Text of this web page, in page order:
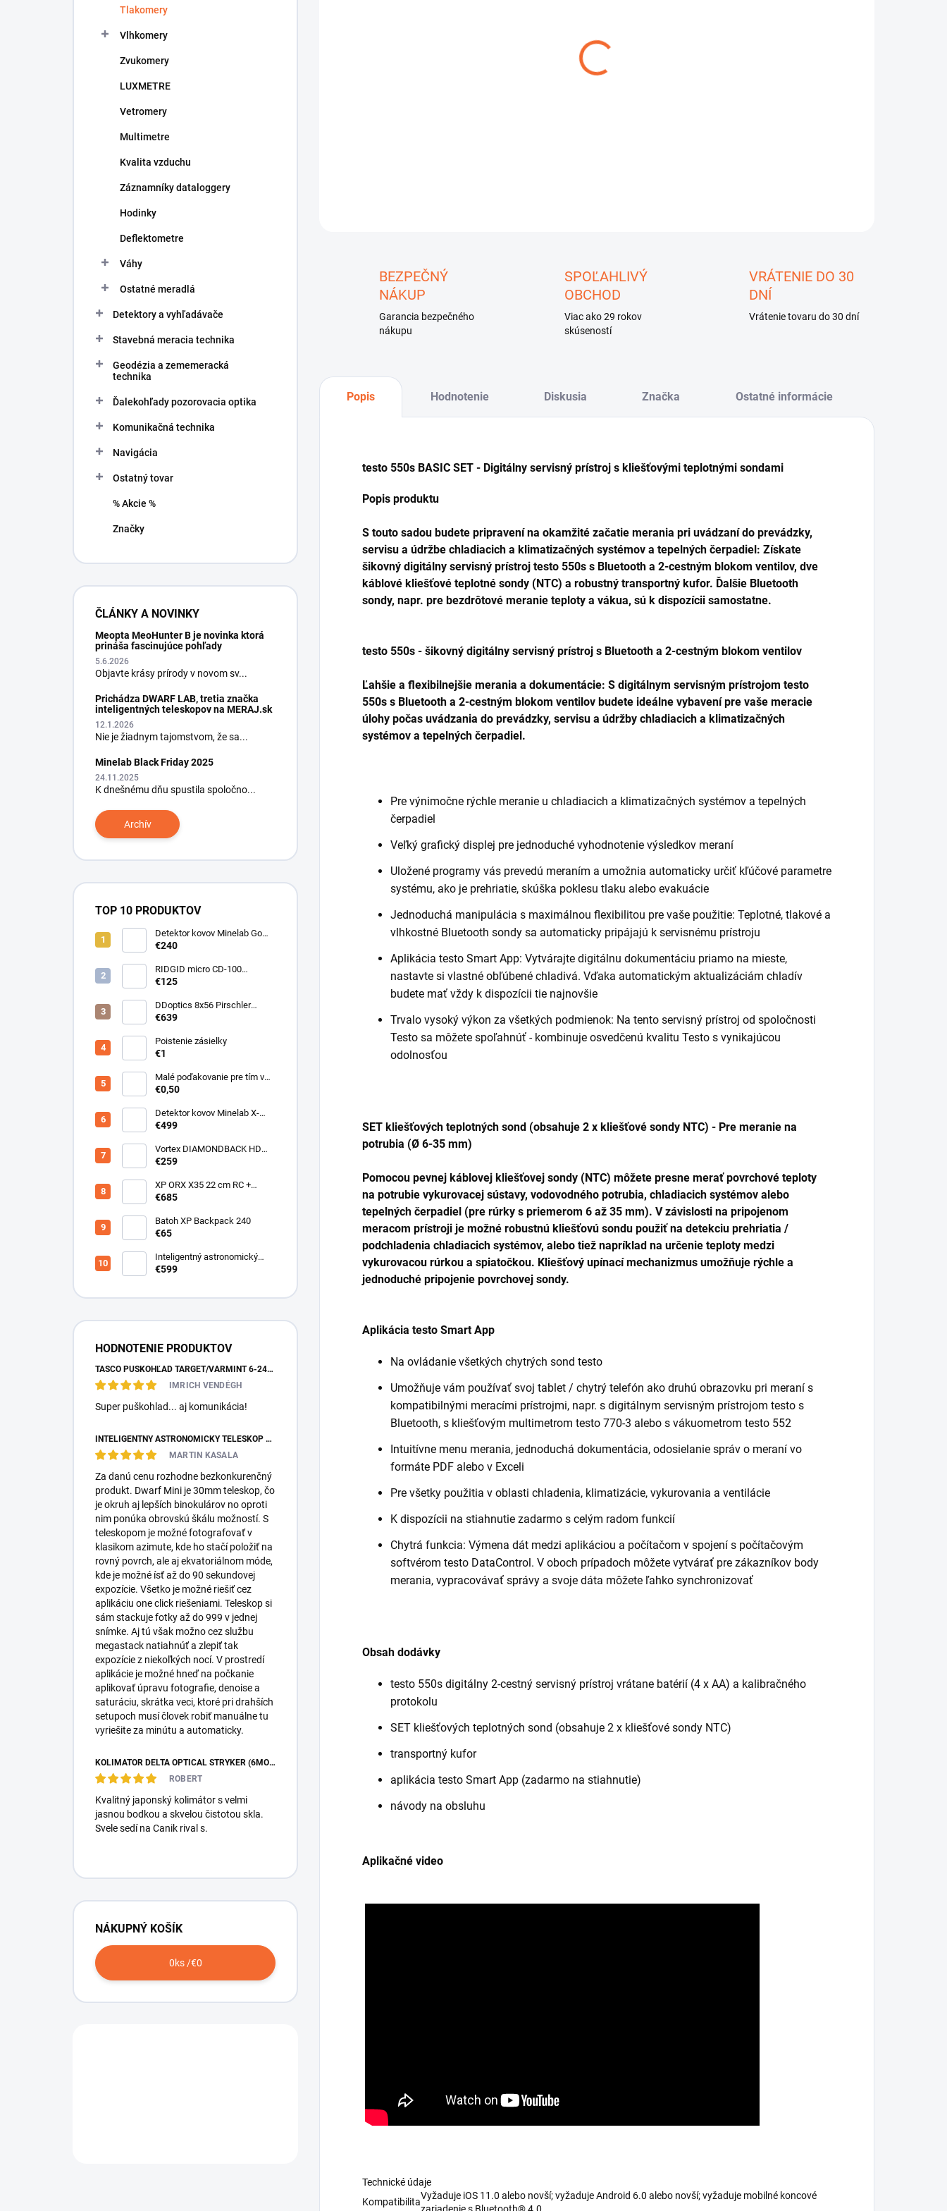
Tlakomery
Vlhkomery
Zvukomery
LUXMETRE
Vetromery
Multimetre
Kvalita vzduchu
Záznamníky dataloggery
Hodinky
Deflektometre
Váhy
Ostatné meradlá
Detektory a vyhľadávače
Stavebná meracia technika
Geodézia a zememeracká
technika
Ďalekohľady pozorovacia optika
Komunikačná technika
Navigácia
Ostatný tovar
% Akcie %
Značky
ČLÁNKY A NOVINKY
Meopta MeoHunter B je novinka ktorá
prináša fascinujúce pohľady
5.6.2026
Objavte krásy prírody v novom sv...
Prichádza DWARF LAB, tretia značka
inteligentných teleskopov na MERAJ.sk
12.1.2026
Nie je žiadnym tajomstvom, že sa...
Minelab Black Friday 2025
24.11.2025
K dnešnému dňu spustila spoločno...
Archív
TOP 10 PRODUKTOV
Detektor kovov Minelab Go
Find 66
€240
RIDGID micro CD-100
Detektor horľavých plynov
€125
DDoptics 8x56 Pirschler
Gen.3 Magnesium zelený
€639
Poistenie zásielky
€1
Malé poďakovanie pre tím v
sklade
€0,50
Detektor kovov Minelab X-
Terra ELITE pinpoiter set
€499
Vortex DIAMONDBACK HD
10X50
€259
XP ORX X35 22 cm RC +
bezdrôtové slúchadlá
€685
Batoh XP Backpack 240
€65
Inteligentný astronomický
teleskop DwarfLab Dwarf III
€599
HODNOTENIE PRODUKTOV
TASCO PUŠKOHĽAD TARGET/VARMINT 6-24X42 MILDOT
IMRICH VENDÉGH
Super puškohlad... aj komunikácia!
INTELIGENTNÝ ASTRONOMICKÝ TELESKOP DWARFLAB DWARF MINI
MARTIN KASALA
Za danú cenu rozhodne bezkonkurenčný
produkt. Dwarf Mini je 30mm teleskop, čo
je okruh aj lepších binokulárov no oproti
nim ponúka obrovskú škálu možností. S
teleskopom je možné fotografovať v
klasikom azimute, kde ho stačí položiť na
rovný povrch, ale aj ekvatoriálnom móde,
kde je možné ísť až do 90 sekundovej
expozície. Všetko je možné riešiť cez
aplikáciu one click riešeniami. Teleskop si
sám stackuje fotky až do 999 v jednej
snímke. Aj tú však možno cez službu
megastack natiahnúť a zlepiť tak
expozície z niekoľkých nocí. V prostredí
aplikácie je možné hneď na počkanie
aplikovať úpravu fotografie, denoise a
saturáciu, skrátka veci, ktoré pri drahších
setupoch musí človek robiť manuálne tu
vyriešite za minútu a automaticky.
KOLIMÁTOR DELTA OPTICAL STRYKER (6MOA)
ROBERT
Kvalitný japonský kolimátor s velmi
jasnou bodkou a skvelou čistotou skla.
Svele sedí na Canik rival s.
NÁKUPNÝ KOŠÍK
0ks /€0
BEZPEČNÝ
NÁKUP
Garancia bezpečného
nákupu
SPOĽAHLIVÝ
OBCHOD
Viac ako 29 rokov
skúseností
VRÁTENIE DO 30
DNÍ
Vrátenie tovaru do 30 dní
Popis Hodnotenie Diskusia Značka Ostatné informácie
testo 550s BASIC SET - Digitálny servisný prístroj s kliešťovými teplotnými sondami
Popis produktu
S touto sadou budete pripravení na okamžité začatie merania pri uvádzaní do prevádzky,
servisu a údržbe chladiacich a klimatizačných systémov a tepelných čerpadiel: Získate
šikovný digitálny servisný prístroj testo 550s s Bluetooth a 2-cestným blokom ventilov, dve
káblové kliešťové teplotné sondy (NTC) a robustný transportný kufor. Ďalšie Bluetooth
sondy, napr. pre bezdrôtové meranie teploty a vákua, sú k dispozícii samostatne.
testo 550s - šikovný digitálny servisný prístroj s Bluetooth a 2-cestným blokom ventilov
Ľahšie a flexibilnejšie merania a dokumentácie: S digitálnym servisným prístrojom testo
550s s Bluetooth a 2-cestným blokom ventilov budete ideálne vybavení pre vaše meracie
úlohy počas uvádzania do prevádzky, servisu a údržby chladiacich a klimatizačných
systémov a tepelných čerpadiel.
Pre výnimočne rýchle meranie u chladiacich a klimatizačných systémov a tepelných
čerpadiel
Veľký grafický displej pre jednoduché vyhodnotenie výsledkov meraní
Uložené programy vás prevedú meraním a umožnia automaticky určiť kľúčové parametre
systému, ako je prehriatie, skúška poklesu tlaku alebo evakuácie
Jednoduchá manipulácia s maximálnou flexibilitou pre vaše použitie: Teplotné, tlakové a
vlhkostné Bluetooth sondy sa automaticky pripájajú k servisnému prístroju
Aplikácia testo Smart App: Vytvárajte digitálnu dokumentáciu priamo na mieste,
nastavte si vlastné obľúbené chladivá. Vďaka automatickým aktualizáciám chladív
budete mať vždy k dispozícii tie najnovšie
Trvalo vysoký výkon za všetkých podmienok: Na tento servisný prístroj od spoločnosti
Testo sa môžete spoľahnúť - kombinuje osvedčenú kvalitu Testo s vynikajúcou
odolnosťou
SET kliešťových teplotných sond (obsahuje 2 x kliešťové sondy NTC) - Pre meranie na
potrubia (Ø 6-35 mm)
Pomocou pevnej káblovej kliešťovej sondy (NTC) môžete presne merať povrchové teploty
na potrubie vykurovacej sústavy, vodovodného potrubia, chladiacich systémov alebo
tepelných čerpadiel (pre rúrky s priemerom 6 až 35 mm). V závislosti na pripojenom
meracom prístroji je možné robustnú kliešťovú sondu použiť na detekciu prehriatia /
podchladenia chladiacich systémov, alebo tiež napríklad na určenie teploty medzi
vykurovacou rúrkou a spiatočkou. Kliešťový upínací mechanizmus umožňuje rýchle a
jednoduché pripojenie povrchovej sondy.
Aplikácia testo Smart App
Na ovládanie všetkých chytrých sond testo
Umožňuje vám používať svoj tablet / chytrý telefón ako druhú obrazovku pri meraní s
kompatibilnými meracími prístrojmi, napr. s digitálnym servisným prístrojom testo s
Bluetooth, s kliešťovým multimetrom testo 770-3 alebo s vákuometrom testo 552
Intuitívne menu merania, jednoduchá dokumentácia, odosielanie správ o meraní vo
formáte PDF alebo v Exceli
Pre všetky použitia v oblasti chladenia, klimatizácie, vykurovania a ventilácie
K dispozícii na stiahnutie zadarmo s celým radom funkcií
Chytrá funkcia: Výmena dát medzi aplikáciou a počítačom v spojení s počítačovým
softvérom testo DataControl. V oboch prípadoch môžete vytvárať pre zákazníkov body
merania, vypracovávať správy a svoje dáta môžete ľahko synchronizovať
Obsah dodávky
testo 550s digitálny 2-cestný servisný prístroj vrátane batérií (4 x AA) a kalibračného
protokolu
SET kliešťových teplotných sond (obsahuje 2 x kliešťové sondy NTC)
transportný kufor
aplikácia testo Smart App (zadarmo na stiahnutie)
návody na obsluhu
Aplikačné video
Technické údaje
Kompatibilita
Vyžaduje iOS 11.0 alebo novší; vyžaduje Android 6.0 alebo novší; vyžaduje mobilné koncové